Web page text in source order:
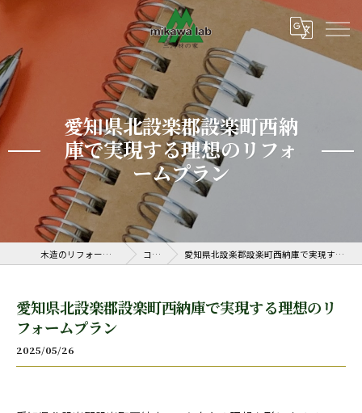
愛知県北設楽郡設楽町西納
庫で実現する理想のリフォ
ームプラン
木造のリフォームなら三河ラボ コラム 愛知県北設楽郡設楽町西納庫で実現する理想のリフォームプラン
愛知県北設楽郡設楽町西納庫で実現する理想のリ
フォームプラン
2025/05/26